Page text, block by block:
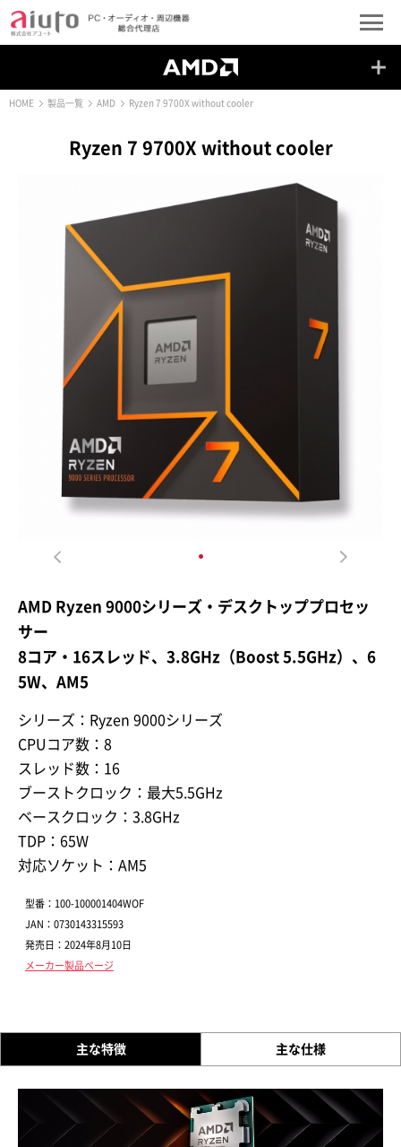
HOME 製品一覧 AMD Ryzen 7 9700X without cooler
Ryzen 7 9700X without cooler
AMD Ryzen 9000シリーズ・デスクトッププロセッ
サー
8コア・16スレッド、3.8GHz（Boost 5.5GHz）、6
5W、AM5
シリーズ：Ryzen 9000シリーズ
CPUコア数：8
スレッド数：16
ブーストクロック：最大5.5GHz
ベースクロック：3.8GHz
TDP：65W
対応ソケット：AM5
型番：100-100001404WOF
JAN：0730143315593
発売日：2024年8月10日
メーカー製品ページ
主な特徴 主な仕様